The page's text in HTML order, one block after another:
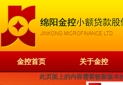
金控首页 关于金控
此页面上的内容需要较新版本